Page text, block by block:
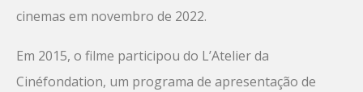
cinemas em novembro de 2022.
Em 2015, o filme participou do L’Atelier da
Cinéfondation, um programa de apresentação de